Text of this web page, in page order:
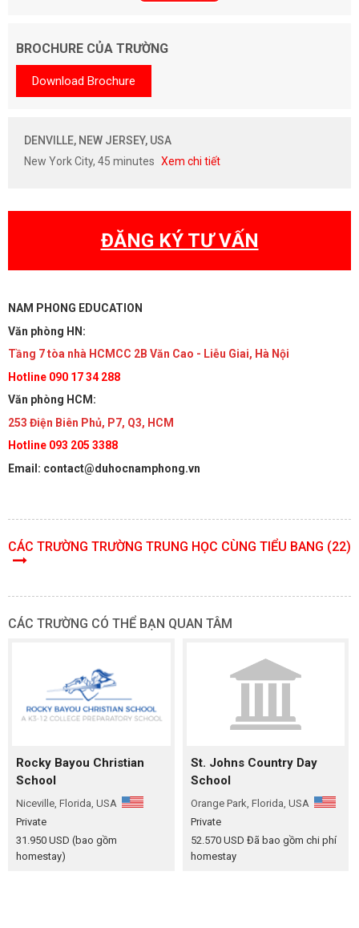
BROCHURE CỦA TRƯỜNG
Download Brochure
DENVILLE, NEW JERSEY, USA
New York City, 45 minutes Xem chi tiết
ĐĂNG KÝ TƯ VẤN
NAM PHONG EDUCATION
Văn phòng HN:
Tầng 7 tòa nhà HCMCC 2B Văn Cao - Liễu Giai, Hà Nội
Hotline 090 17 34 288
Văn phòng HCM:
253 Điện Biên Phủ, P7, Q3, HCM
Hotline 093 205 3388
Email: contact@duhocnamphong.vn
CÁC TRƯỜNG TRƯỜNG TRUNG HỌC CÙNG TIỂU BANG (22)
CÁC TRƯỜNG CÓ THỂ BẠN QUAN TÂM
Rocky Bayou Christian
School
Niceville, Florida, USA
Private
31.950 USD (bao gồm
homestay)
St. Johns Country Day
School
Orange Park, Florida, USA
Private
52.570 USD Đã bao gồm chi phí
homestay